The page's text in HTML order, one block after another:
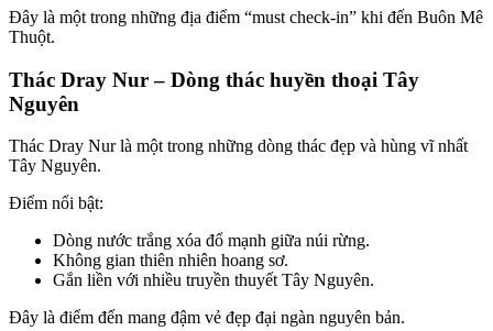
Đây là một trong những địa điểm “must check-in” khi đến Buôn Mê
Thuột.
Thác Dray Nur – Dòng thác huyền thoại Tây
Nguyên
Thác Dray Nur là một trong những dòng thác đẹp và hùng vĩ nhất
Tây Nguyên.
Điểm nổi bật:
Dòng nước trắng xóa đổ mạnh giữa núi rừng.
Không gian thiên nhiên hoang sơ.
Gắn liền với nhiều truyền thuyết Tây Nguyên.
Đây là điểm đến mang đậm vẻ đẹp đại ngàn nguyên bản.